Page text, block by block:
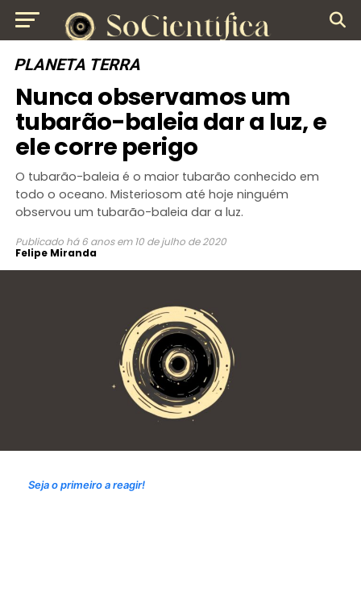
PLANETA TERRA
Nunca observamos um
tubarão-baleia dar a luz, e
ele corre perigo
O tubarão-baleia é o maior tubarão conhecido em
todo o oceano. Misteriosom até hoje ninguém
observou um tubarão-baleia dar a luz.
Publicado há 6 anos em 10 de julho de 2020
Felipe Miranda
Seja o primeiro a reagir!